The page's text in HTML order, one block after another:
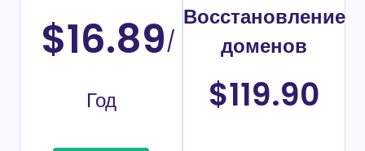
$16.89/
Год
Восстановление
доменов
$119.90